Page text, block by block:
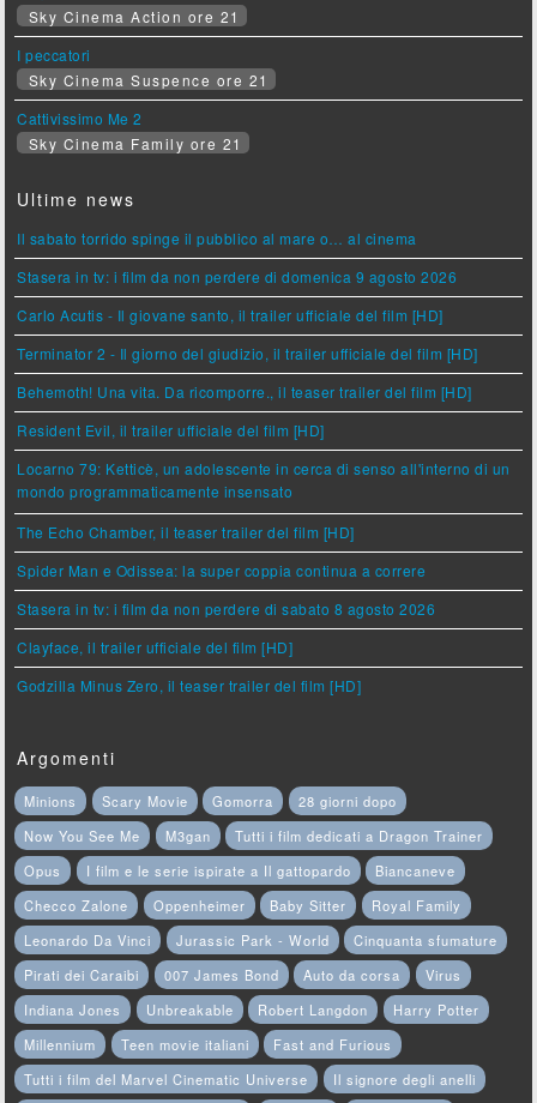
Sky Cinema Action ore 21
I peccatori
Sky Cinema Suspence ore 21
Cattivissimo Me 2
Sky Cinema Family ore 21
Ultime news
Il sabato torrido spinge il pubblico al mare o… al cinema
Stasera in tv: i film da non perdere di domenica 9 agosto 2026
Carlo Acutis - Il giovane santo, il trailer ufficiale del film [HD]
Terminator 2 - Il giorno del giudizio, il trailer ufficiale del film [HD]
Behemoth! Una vita. Da ricomporre., il teaser trailer del film [HD]
Resident Evil, il trailer ufficiale del film [HD]
Locarno 79: Ketticè, un adolescente in cerca di senso all'interno di un
mondo programmaticamente insensato
The Echo Chamber, il teaser trailer del film [HD]
Spider Man e Odissea: la super coppia continua a correre
Stasera in tv: i film da non perdere di sabato 8 agosto 2026
Clayface, il trailer ufficiale del film [HD]
Godzilla Minus Zero, il teaser trailer del film [HD]
Argomenti
Minions Scary Movie Gomorra
28 giorni dopo
Now You See Me
M3gan
Tutti i film dedicati a Dragon Trainer
Opus
I film e le serie ispirate a Il gattopardo
Biancaneve
Checco Zalone
Oppenheimer Baby Sitter
Royal Family
Leonardo Da Vinci
Jurassic Park - World
Cinquanta sfumature
Pirati dei Caraibi
007 James Bond Auto da corsa
Virus
Indiana Jones
Unbreakable Robert Langdon
Harry Potter
Millennium
Teen movie italiani
Fast and Furious
Tutti i film del Marvel Cinematic Universe
Il signore degli anelli